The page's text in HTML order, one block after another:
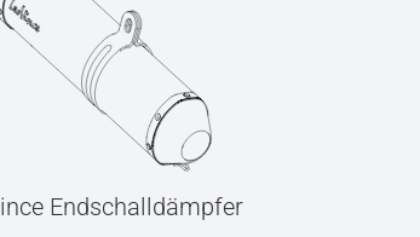
Endschalldämpfer